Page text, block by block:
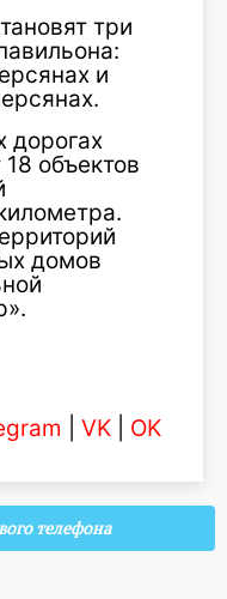
три
и
дорогах
объектов
домов
VK OK
телефона